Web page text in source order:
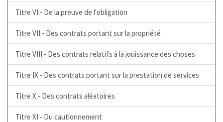
Titre VI - De la preuve de l'obligation
Titre VII - Des contrats portant sur la propriété
Titre VIII - Des contrats relatifs à la jouissance des choses
Titre IX - Des contrats portant sur la prestation de services
Titre X - Des contrats aléatoires
Titre XI - Du cautionnement